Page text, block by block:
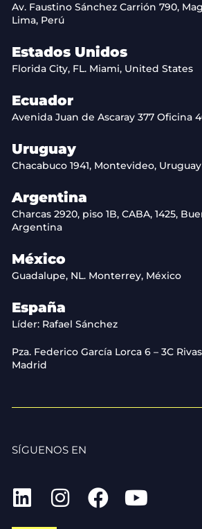
Av. Faustino Sánchez Carrión 790,
Lima, Perú
Estados Unidos
Florida City, FL. Miami, United States
Ecuador
Avenida Juan de Ascaray 377 Oficina
Uruguay
Chacabuco 1941, Montevideo, Uruguay
Argentina
Charcas 2920, piso 1B, CABA, 1425,
Argentina
México
Guadalupe, NL. Monterrey, México
España
Líder: Rafael Sánchez
Pza. Federico García Lorca 6 – 3C
Madrid
SÍGUENOS EN